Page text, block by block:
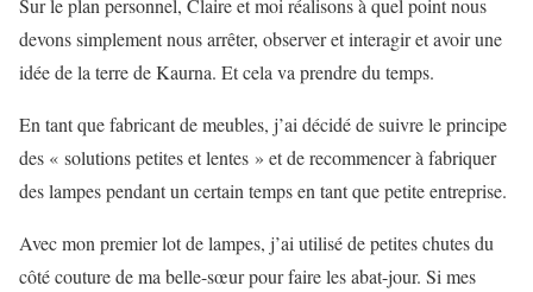
devons simplement nous arrêter, observer et interagir et avoir une
idée de la terre de Kaurna. Et cela va prendre du temps.
En tant que fabricant de meubles, j’ai décidé de suivre le principe
des « solutions petites et lentes » et de recommencer à fabriquer
des lampes pendant un certain temps en tant que petite entreprise.
Avec mon premier lot de lampes, j’ai utilisé de petites chutes du
côté couture de ma belle-sœur pour faire les abat-jour. Si mes